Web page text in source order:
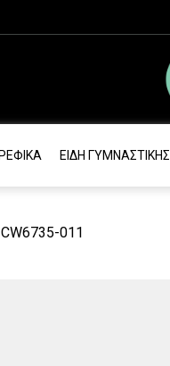
ΕΊΔΗ ΓΥΜΝΑΣΤΙΚΉΣ
011